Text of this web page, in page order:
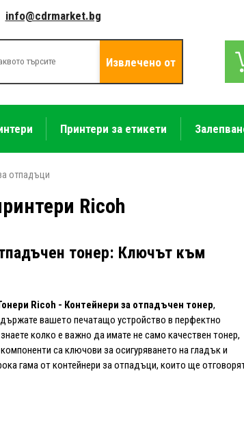
info@cdrmarket.bg
Извлечено от
Принтери за етикети
отпадъци
Ricoh
тонер: Ключът към
Ricoh - Контейнери за отпадъчен тонер,
вашето печатащо устройство в перфектно
колко е важно да имате не само качествен тонер,
са ключови за осигуряването на гладък и
гама от контейнери за отпадъци, които ще